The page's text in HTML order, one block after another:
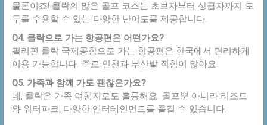
물론이죠! 클락의 많은 골프 코스는 초보자부터 상급자까지 모
두를 수용할 수 있는 다양한 난이도를 제공합니다.
Q4. 클락으로 가는 항공편은 어떤가요?
필리핀 클락 국제공항으로 가는 항공편은 한국에서 편리하게
이용 가능합니다. 주로 인천과 부산발 직항이 많아요.
Q5. 가족과 함께 가도 괜찮은가요?
네, 클락은 가족 여행지로도 훌륭해요. 골프뿐 아니라 리조트
와 워터파크, 다양한 엔터테인먼트를 즐길 수 있습니다.